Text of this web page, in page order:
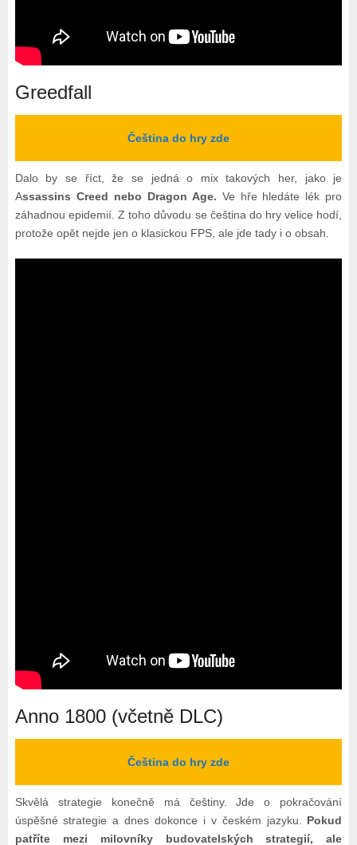
Greedfall
Čeština do hry zde
Dalo by se říct, že se jedná o mix takových her, jako je
Assassins Creed nebo Dragon Age. Ve hře hledáte lék pro
záhadnou epidemií. Z toho důvodu se čeština do hry velice hodí,
protože opět nejde jen o klasickou FPS, ale jde tady i o obsah.
Anno 1800 (včetně DLC)
Čeština do hry zde
Skvělá strategie konečně má češtiny. Jde o pokračování
úspěšné strategie a dnes dokonce i v českém jazyku. Pokud
patříte mezi milovníky budovatelských strategií, ale